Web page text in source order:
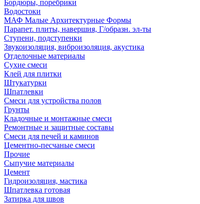
Бордюры, поребрики
Водостоки
МАФ Малые Архитектурные Формы
Парапет. плиты, навершия, Г/образн. эл-ты
Ступени, подступенки
Звукоизоляция, виброизоляция, акустика
Отделочные материалы
Сухие смеси
Клей для плитки
Штукатурки
Шпатлевки
Смеси для устройства полов
Грунты
Кладочные и монтажные смеси
Ремонтные и защитные составы
Смеси для печей и каминов
Цементно-песчаные смеси
Прочие
Сыпучие материалы
Цемент
Гидроизоляция, мастика
Шпатлевка готовая
Затирка для швов